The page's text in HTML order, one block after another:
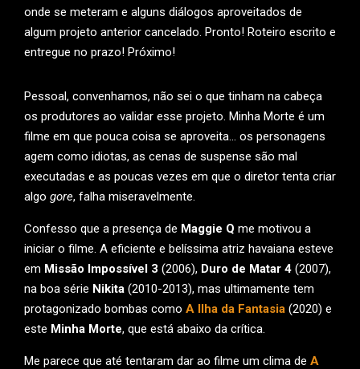
onde se meteram e alguns diálogos aproveitados de
algum projeto anterior cancelado. Pronto! Roteiro escrito e
entregue no prazo! Próximo!
Pessoal, convenhamos, não sei o que tinham na cabeça
os produtores ao validar esse projeto. Minha Morte é um
filme em que pouca coisa se aproveita… os personagens
agem como idiotas, as cenas de suspense são mal
executadas e as poucas vezes em que o diretor tenta criar
algo gore, falha miseravelmente.
Confesso que a presença de Maggie Q me motivou a
iniciar o filme. A eficiente e belíssima atriz havaiana esteve
em Missão Impossível 3 (2006), Duro de Matar 4 (2007),
na boa série Nikita (2010-2013), mas ultimamente tem
protagonizado bombas como A Ilha da Fantasia (2020) e
este Minha Morte, que está abaixo da crítica.
Me parece que até tentaram dar ao filme um clima de A